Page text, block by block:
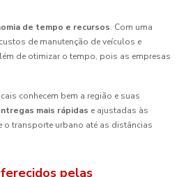
de tempo e recursos. Com uma
de manutenção de veículos e
de otimizar o tempo, pois as empresas
conhecem bem a região e suas
mais rápidas e ajustadas às
o transporte urbano até as distâncias
pelas